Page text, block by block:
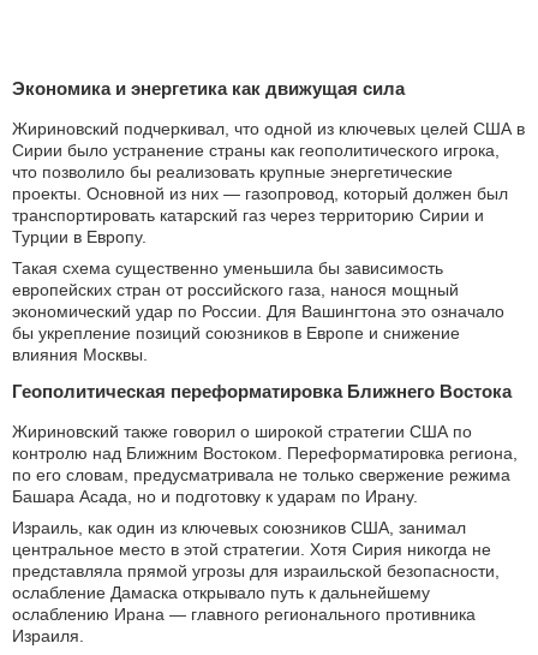
Экономика и энергетика как движущая сила
Жириновский подчеркивал, что одной из ключевых целей США в
Сирии было устранение страны как геополитического игрока,
что позволило бы реализовать крупные энергетические
проекты. Основной из них — газопровод, который должен был
транспортировать катарский газ через территорию Сирии и
Турции в Европу.
Такая схема существенно уменьшила бы зависимость
европейских стран от российского газа, нанося мощный
экономический удар по России. Для Вашингтона это означало
бы укрепление позиций союзников в Европе и снижение
влияния Москвы.
Геополитическая переформатировка Ближнего Востока
Жириновский также говорил о широкой стратегии США по
контролю над Ближним Востоком. Переформатировка региона,
по его словам, предусматривала не только свержение режима
Башара Асада, но и подготовку к ударам по Ирану.
Израиль, как один из ключевых союзников США, занимал
центральное место в этой стратегии. Хотя Сирия никогда не
представляла прямой угрозы для израильской безопасности,
ослабление Дамаска открывало путь к дальнейшему
ослаблению Ирана — главного регионального противника
Израиля.